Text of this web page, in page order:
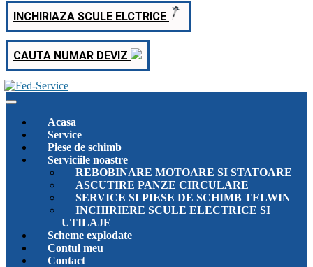
INCHIRIAZA SCULE ELCTRICE
CAUTA NUMAR DEVIZ
Acasa
Service
Piese de schimb
Serviciile noastre
REBOBINARE MOTOARE SI STATOARE
ASCUTIRE PANZE CIRCULARE
SERVICE SI PIESE DE SCHIMB TELWIN
INCHIRIERE SCULE ELECTRICE SI
UTILAJE
Scheme explodate
Contul meu
Contact